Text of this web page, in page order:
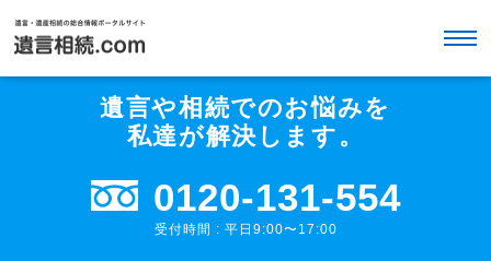
遺言や相続でのお悩みを
私達が解決します。
0120-131-554
受付時間 : 平日9:00〜17:00